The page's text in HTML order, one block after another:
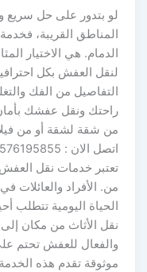
لو بتدور على حل سريع
المناطق القريبة،
الدمام. هي الاختيار
لنقل العفش بكل
التفاصيل من الفك
راحتك ونقل عفشك
من شقة لشقة أو من فيلا
تعتبر خدمات نقل العفش
من. الأفراد والعائلات
الحياة اليومية تتطلب
نقل الأثاث من مكان إلى
والفعال للعفش تحتم
موثوقة تقدم هذه الخدمة